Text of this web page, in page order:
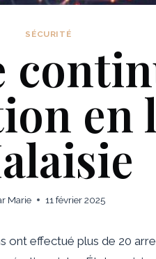
SÉCURITÉ
en
Marie 11 février 2025
ont effectué plus de 20